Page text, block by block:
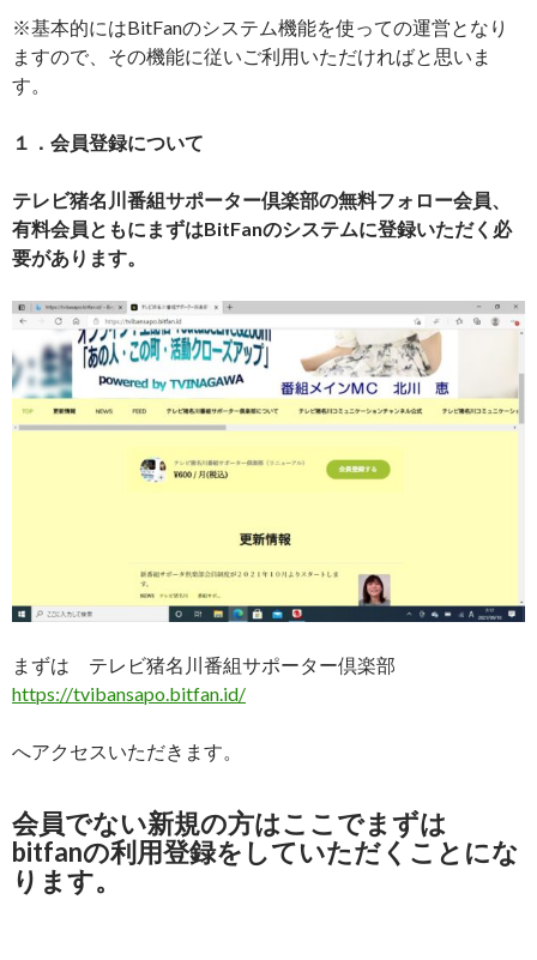
※基本的にはBitFanのシステム機能を使っての運営となり
ますので、その機能に従いご利用いただければと思いま
す。
１．会員登録について
テレビ猪名川番組サポーター倶楽部の無料フォロー会員、
有料会員ともにまずはBitFanのシステムに登録いただく必
要があります。
まずは テレビ猪名川番組サポーター倶楽部
https://tvibansapo.bitfan.id/
へアクセスいただきます。
会員でない新規の方はここでまずは
bitfanの利用登録をしていただくことにな
ります。